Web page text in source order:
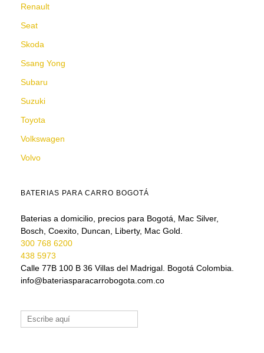
Renault
Seat
Skoda
Ssang Yong
Subaru
Suzuki
Toyota
Volkswagen
Volvo
BATERIAS PARA CARRO BOGOTÁ
Baterias a domicilio, precios para Bogotá, Mac Silver,
Bosch, Coexito, Duncan, Liberty, Mac Gold.
300 768 6200
438 5973
Calle 77B 100 B 36 Villas del Madrigal. Bogotá Colombia.
info@bateriasparacarrobogota.com.co
Buscar: